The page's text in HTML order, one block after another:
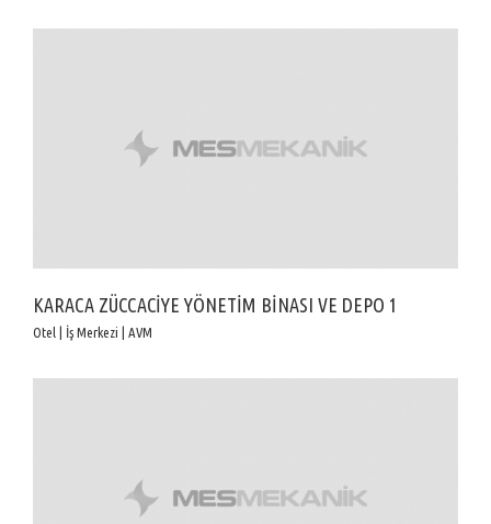
KARACA ZÜCCACİYE YÖNETİM BİNASI VE DEPO 1
Otel | İş Merkezi | AVM